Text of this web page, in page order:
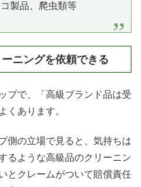
製品、爬虫類等
ニングを依頼できる
プで、「高級ブランド品は受
くあります。
側の立場で見ると、気持ちは
るような高級品のクリーニン
とクレームがついて賠償責任